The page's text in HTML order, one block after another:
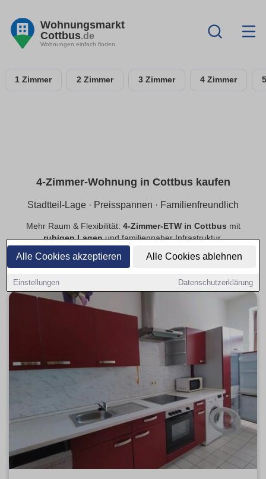
Alle Cookies akzeptieren Alle Cookies ablehnen
Einstellungen Datenschutzerklärung
Wohnungsmarkt
Cottbus.de
Wohnungen einfach finden
1 Zimmer 2 Zimmer 3 Zimmer 4 Zimmer
4-Zimmer-Wohnung in Cottbus kaufen
Stadtteil-Lage · Preisspannen · Familienfreundlich
Mehr Raum & Flexibilität: 4-Zimmer-ETW in Cottbus mit
ruhigen Lagenund familiennaher Infrastruktur.
provisionsfrei
Vergleich.